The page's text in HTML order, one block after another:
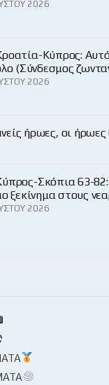
2026
Κύπρος:
(Σύνδεσμος
2026
ήρωες, οι ήρωες
Σκόπια 63-
ξεκίνημα στους
2026